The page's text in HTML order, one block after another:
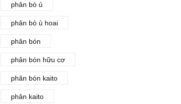
phân bò ủ
phân bò ủ hoai
phân bón
phân bón hữu cơ
phân bón kaito
phân kaito